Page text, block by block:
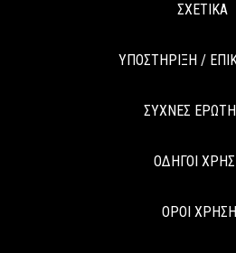
ΣΧΕΤΙΚΑ
ΥΠΟΣΤΗΡΙΞΗ /
ΣΥΧΝΕΣ
ΟΔΗΓΟΙ
ΟΡΟΙ